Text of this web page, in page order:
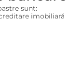
sunt:
imobiliară